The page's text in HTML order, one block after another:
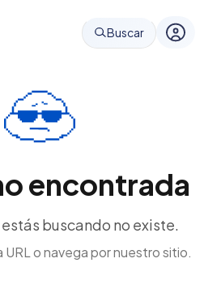
Buscar
encontrada
buscando no existe.
URL o navega por nuestro sitio.